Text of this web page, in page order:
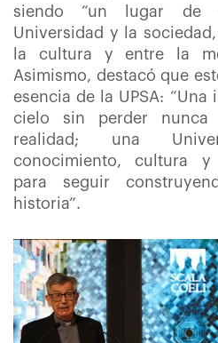
siendo “un lugar de
Universidad y la
la cultura y entre la
Asimismo, destacó que
esencia de la UPSA:
cielo sin perder
realidad; una
conocimiento, cultura y
para seguir
historia”.